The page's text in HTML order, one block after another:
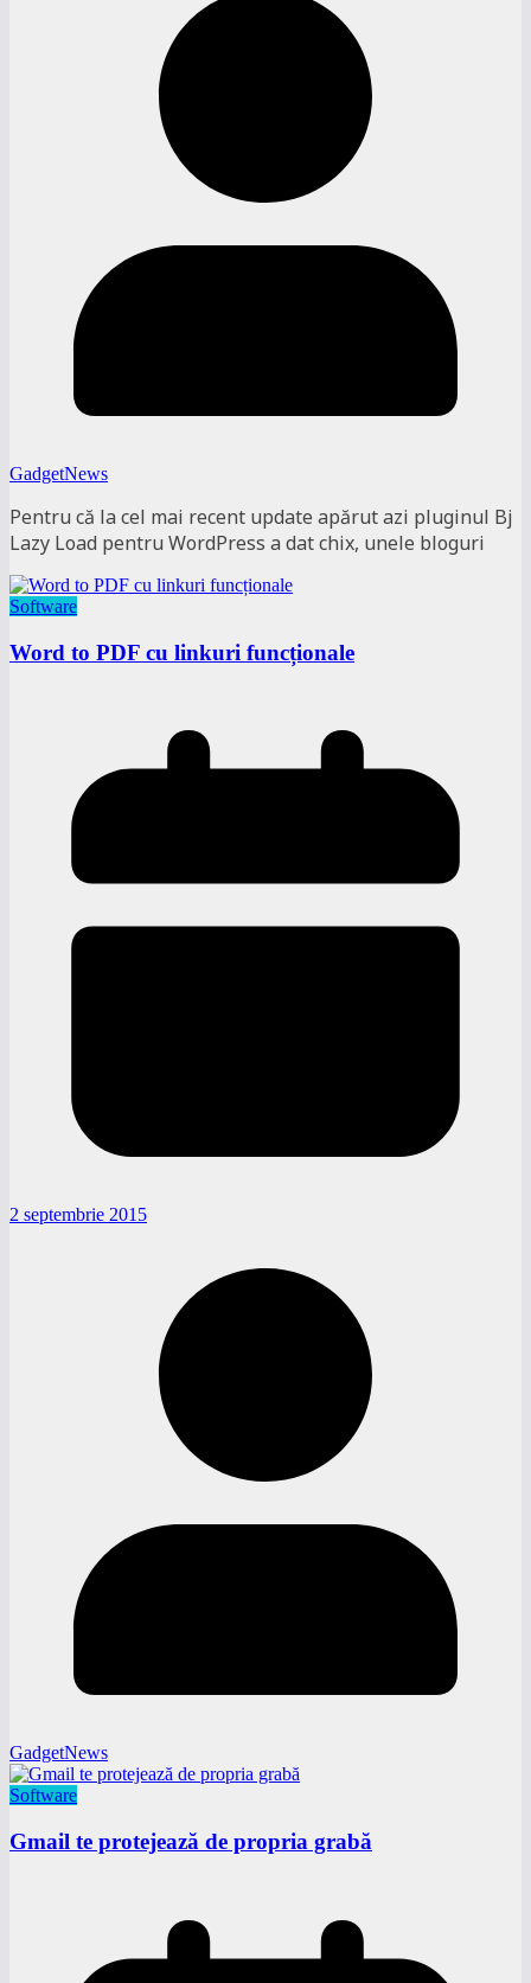
GadgetNews
Pentru că la cel mai recent update apărut azi pluginul Bj
Lazy Load pentru WordPress a dat chix, unele bloguri
Software
Word to PDF cu linkuri funcționale
2 septembrie 2015
GadgetNews
Software
Gmail te protejează de propria grabă